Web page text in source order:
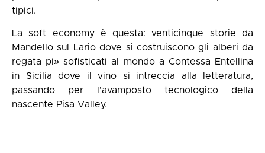
tipici.
La soft economy è questa: venticinque storie da
Mandello sul Lario dove si costruiscono gli alberi da
regata pi» sofisticati al mondo a Contessa Entellina
in Sicilia dove il vino si intreccia alla letteratura,
passando per l'avamposto tecnologico della
nascente Pisa Valley.